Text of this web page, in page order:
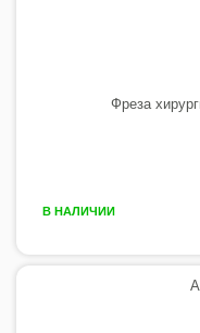
Фреза
В НАЛИЧИИ